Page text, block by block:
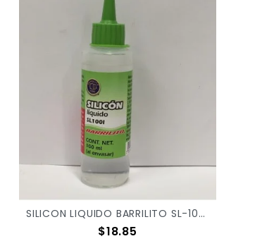
SILICON LIQUIDO BARRILITO SL-100ML X/12
Precio
$18.85